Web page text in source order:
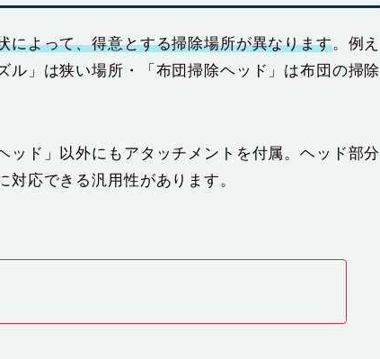
によって、得意とする掃除場所が異なります。例え
ル」は狭い場所・「布団掃除ヘッド」は布団の掃除
ッド」以外にもアタッチメントを付属。ヘッド部分
応できる汎用性があります。